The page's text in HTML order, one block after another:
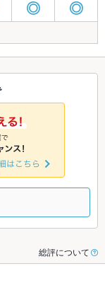
◎ ◎
◎ ◎
9/3 9/4
◎
総評について